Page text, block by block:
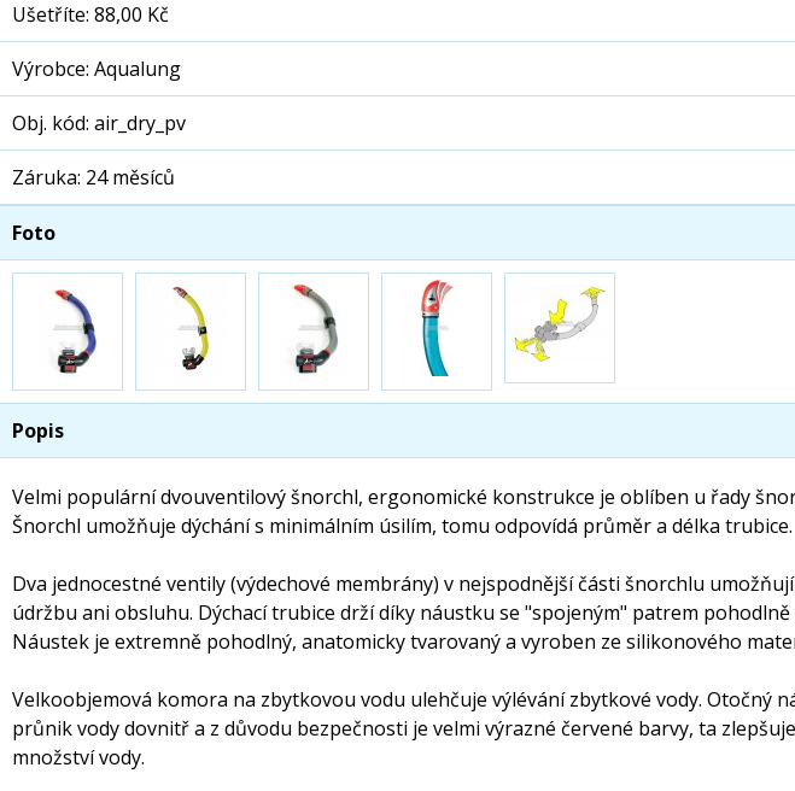
Ušetříte: 88,00 Kč
Výrobce: Aqualung
Obj. kód: air_dry_pv
Záruka: 24 měsíců
Foto
Popis
Velmi populární dvouventilový šnorchl, ergonomické konstrukce je oblíben u řady
Šnorchl umožňuje dýchání s minimálním úsilím, tomu odpovídá průměr a délka trubice.
Dva jednocestné ventily (výdechové membrány) v nejspodnější části šnorchlu
údržbu ani obsluhu. Dýchací trubice drží díky náustku se "spojeným" patrem
Náustek je extremně pohodlný, anatomicky tvarovaný a vyroben ze silikonového
Velkoobjemová komora na zbytkovou vodu ulehčuje výlévání zbytkové vody. Otočný
průnik vody dovnitř a z důvodu bezpečnosti je velmi výrazné červené barvy, ta
množství vody.